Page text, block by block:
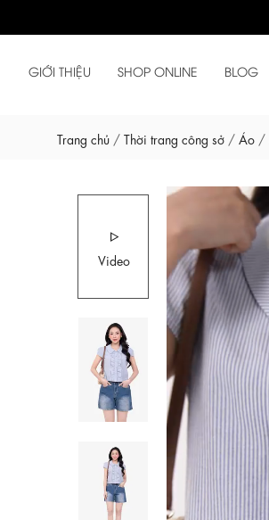
GIỚI THIỆU SHOP ONLINE BLOG
Trang chủ / Thời trang công sở / Áo /
Video